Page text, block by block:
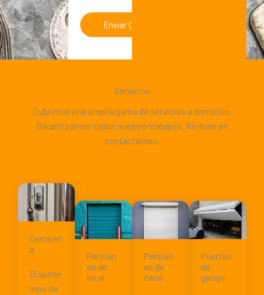
Servicios
Cubrimos una amplia gama de servicios a domicilio.
Garantizamos todos nuestro trabajos. No dude en
contactarnos.
Cerrajerí
a
Dispone
mos de
Persian
as de
local
Persian
as de
casa
Puertas
de
garaje